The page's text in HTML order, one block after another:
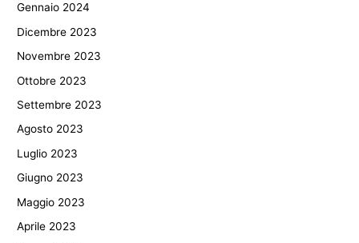
Gennaio 2024
Dicembre 2023
Novembre 2023
Ottobre 2023
Settembre 2023
Agosto 2023
Luglio 2023
Giugno 2023
Maggio 2023
Aprile 2023